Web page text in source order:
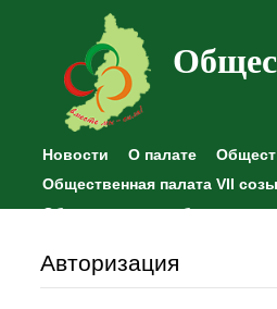
Новости О палате
Общественная палата VII
Общественные наблюдения
Авторизация